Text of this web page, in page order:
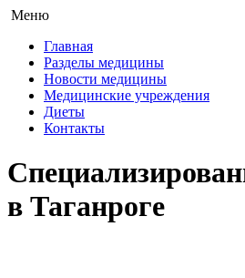
Меню
Главная
Разделы медицины
Новости медицины
Медицинские учреждения
Диеты
Контакты
в Таганроге